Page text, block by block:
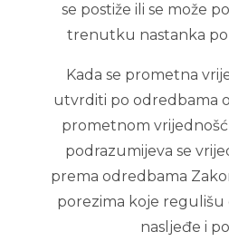
se postiže ili se može
trenutku nastanka
Kada se prometna
utvrditi po odredbama
prometnom
podrazumijeva se
prema odredbama
porezima koje regulišu
nasljeđe i